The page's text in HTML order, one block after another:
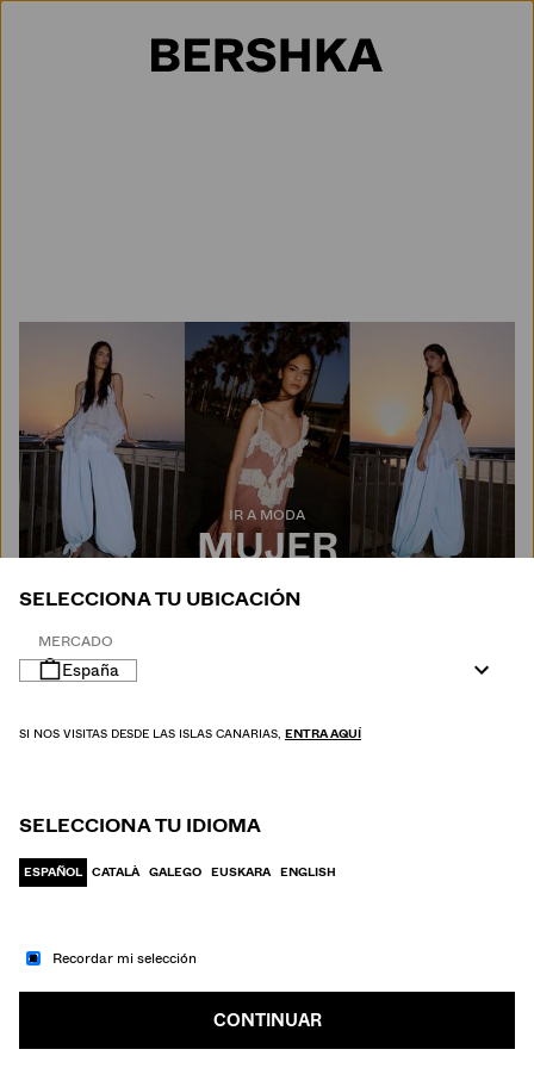
Selección de país
IR A MODA
MUJER
HOMBRE
SELECCIONA TU UBICACIÓN
MERCADO
España
SI NOS VISITAS DESDE LAS ISLAS CANARIAS, ENTRA AQUÍ
SELECCIONA TU IDIOMA
ESPAÑOL CATALÀ GALEGO EUSKARA ENGLISH
Recordar mi selección
CONTINUAR